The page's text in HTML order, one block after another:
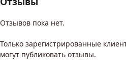
Отзывов пока нет.
Только зарегистрированные
могут публиковать отзывы.